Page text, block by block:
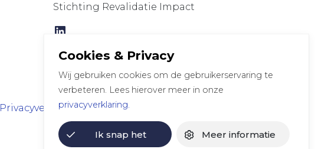
Cookies & Privacy
Wij gebruiken cookies om de gebruikerservaring te
verbeteren. Lees hierover meer in onze
privacyverklaring.
Ik snap het Meer informatie
Stichting Revalidatie Impact
LinkedIn
Privacyverklaring Disclaimer